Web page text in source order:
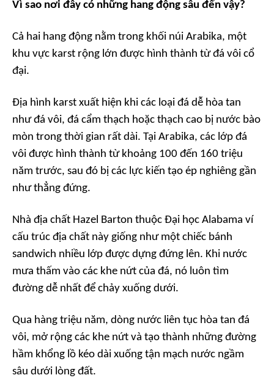
Vì sao nơi đây có những hang động sâu đến vậy?
Cả hai hang động nằm trong khối núi Arabika, một
khu vực karst rộng lớn được hình thành từ đá vôi cổ
đại.
Địa hình karst xuất hiện khi các loại đá dễ hòa tan
như đá vôi, đá cẩm thạch hoặc thạch cao bị nước bào
mòn trong thời gian rất dài. Tại Arabika, các lớp đá
vôi được hình thành từ khoảng 100 đến 160 triệu
năm trước, sau đó bị các lực kiến tạo ép nghiêng gần
như thẳng đứng.
Nhà địa chất Hazel Barton thuộc Đại học Alabama ví
cấu trúc địa chất này giống như một chiếc bánh
sandwich nhiều lớp được dựng đứng lên. Khi nước
mưa thấm vào các khe nứt của đá, nó luôn tìm
đường dễ nhất để chảy xuống dưới.
Qua hàng triệu năm, dòng nước liên tục hòa tan đá
vôi, mở rộng các khe nứt và tạo thành những đường
hầm khổng lồ kéo dài xuống tận mạch nước ngầm
sâu dưới lòng đất.